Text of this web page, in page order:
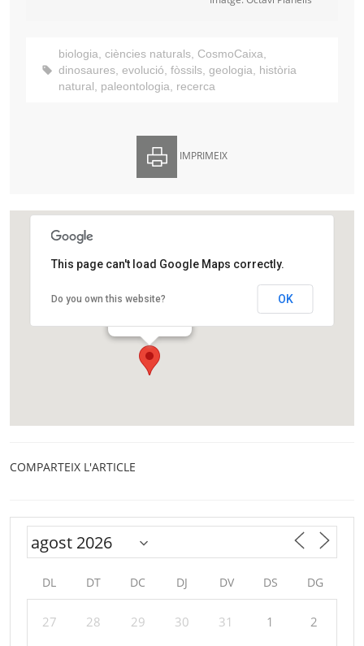
biologia, ciències naturals, CosmoCaixa,
dinosaures, evolució, fòssils, geologia, història
natural, paleontologia, recerca
IMPRIMEIX
CosmoCaixa
Isaac Newton, 26
This page can't load Google Maps correctly.
Do you own this website? OK
COMPARTEIX L'ARTICLE
DL DT DC DJ DV DS DG
27 28 29 30 31 1 2